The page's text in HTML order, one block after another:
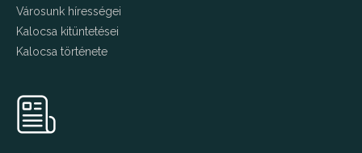
Városunk hírességei
Kalocsa kitüntetései
Kalocsa története